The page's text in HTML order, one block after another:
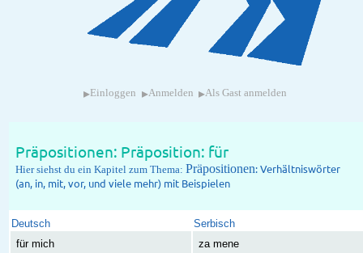
▸ Einloggen ▸Anmelden ▸Als Gast anmelden
Präpositionen: Präposition: für
Hier siehst du ein Kapitel zum Thema: Präpositionen: Verhältniswörter
(an, in, mit, vor, und viele mehr) mit Beispielen
Deutsch
Serbisch
für mich
za mene